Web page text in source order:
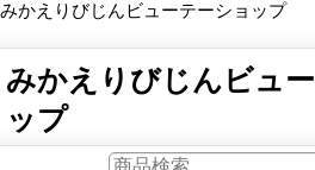
みかえりびじんビューテーショップ
みかえりびじんビュ
ップ